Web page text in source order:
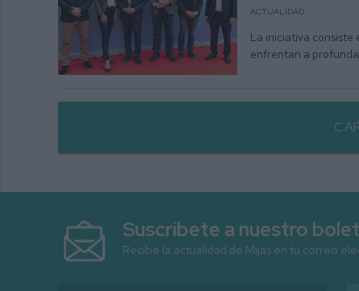
ACTUALIDAD
La iniciativa consiste
enfrentan a
Suscríbete a nuestro
Recibe la actualidad de Mijas en tu correo